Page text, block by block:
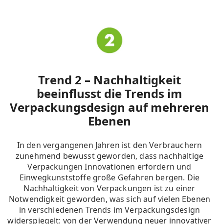
Trend 2 – Nachhaltigkeit
beeinflusst die Trends im
Verpackungsdesign auf mehreren
Ebenen
In den vergangenen Jahren ist den Verbrauchern
zunehmend bewusst geworden, dass nachhaltige
Verpackungen Innovationen erfordern und
Einwegkunststoffe große Gefahren bergen. Die
Nachhaltigkeit von Verpackungen ist zu einer
Notwendigkeit geworden, was sich auf vielen Ebenen
in verschiedenen Trends im Verpackungsdesign
widerspiegelt: von der Verwendung neuer innovativer